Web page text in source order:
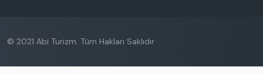
© 2021 Abi Turizm. Tüm Hakları Saklıdır